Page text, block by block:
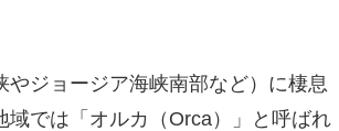
ジョージア海峡南部など）に棲息
では「オルカ（Orca）」と呼ばれ